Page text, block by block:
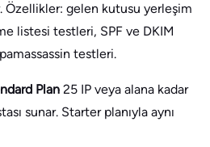
Özellikler: gelen kutusu yerleşim
listesi testleri, SPF ve DKIM
testleri.
Plan 25 IP veya alana kadar
sunar. Starter planıyla aynı